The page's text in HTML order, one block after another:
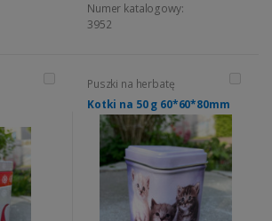
Numer katalogowy:
3952
Puszki na herbatę
Kotki na 50 g 60*60*80mm